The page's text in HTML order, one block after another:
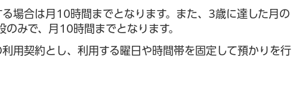
場合は月10時間までとなります。また、3歳に達した月の
みで、月10時間までとなります。
用契約とし、利用する曜日や時間帯を固定して預かりを行